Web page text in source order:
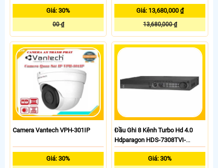
Giá: 30%
00 ₫
Giá: 13,680,000 ₫
13,680,000 ₫
Camera Vantech VPH-301IP
Giá: 30%
Đầu Ghi 8 Kênh Turbo Hd 4.0
Hdparagon HDS-7308TVI-
HDMI/K
Giá: 30%